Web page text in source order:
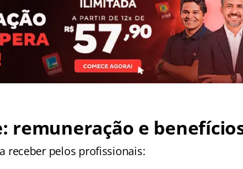
remuneração e
receber pelos profissionais: